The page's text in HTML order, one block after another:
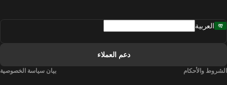
العربية
دعم العملاء
الشروط والأحكام بيان سياسة الخصوصية